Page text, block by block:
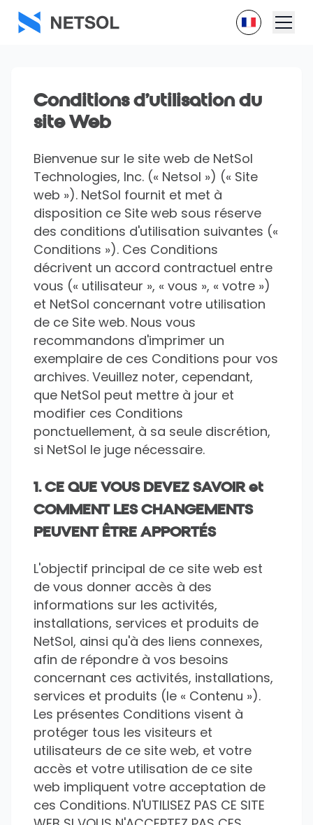
Conditions d'utilisation du
site Web
Bienvenue sur le site web de NetSol
Technologies, Inc. (« Netsol ») (« Site
web »). NetSol fournit et met à
disposition ce Site web sous réserve
des conditions d'utilisation suivantes («
Conditions »). Ces Conditions
décrivent un accord contractuel entre
vous (« utilisateur », « vous », « votre »)
et NetSol concernant votre utilisation
de ce Site web. Nous vous
recommandons d'imprimer un
exemplaire de ces Conditions pour vos
archives. Veuillez noter, cependant,
que NetSol peut mettre à jour et
modifier ces Conditions
ponctuellement, à sa seule discrétion,
si NetSol le juge nécessaire.
1. CE QUE VOUS DEVEZ SAVOIR et
COMMENT LES CHANGEMENTS
PEUVENT ÊTRE APPORTÉS
L'objectif principal de ce site web est
de vous donner accès à des
informations sur les activités,
installations, services et produits de
NetSol, ainsi qu'à des liens connexes,
afin de répondre à vos besoins
concernant ces activités, installations,
services et produits (le « Contenu »).
Les présentes Conditions visent à
protéger tous les visiteurs et
utilisateurs de ce site web, et votre
accès et votre utilisation de ce site
web impliquent votre acceptation de
ces Conditions. N'UTILISEZ PAS CE SITE